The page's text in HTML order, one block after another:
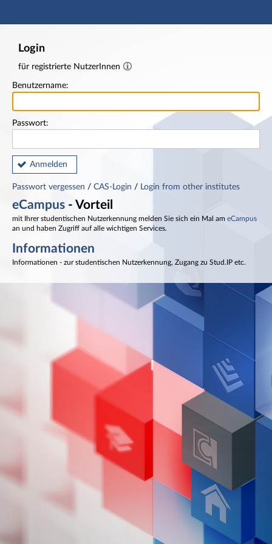
Hauptnavigation
Login
für registrierte NutzerInnen
Benutzername:
Passwort:
Anmelden
Passwort vergessen / CAS-Login / Login from other institutes
eCampus - Vorteil
mit Ihrer studentischen Nutzerkennung melden Sie sich ein Mal am eCampus
an und haben Zugriff auf alle wichtigen Services.
Informationen
Informationen - zur studentischen Nutzerkennung, Zugang zu Stud.IP etc.